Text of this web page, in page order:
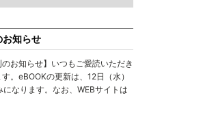
お知らせ
のお知らせ】いつもご愛読いただき
。eBOOKの更新は、12日（水）
になります。なお、WEBサイトは